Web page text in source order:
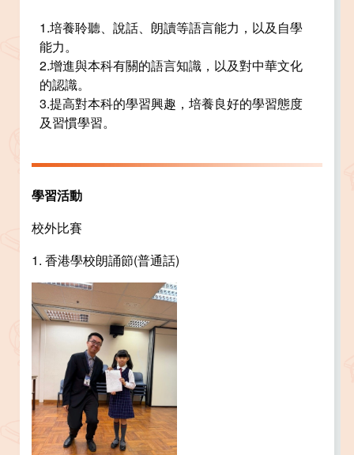
1.培養聆聽、說話、朗讀等語言能力，以及自學
能力。
2.增進與本科有關的語言知識，以及對中華文化
的認識。
3.提高對本科的學習興趣，培養良好的學習態度
及習慣學習。
學習活動
校外比賽
1. 香港學校朗誦節(普通話)